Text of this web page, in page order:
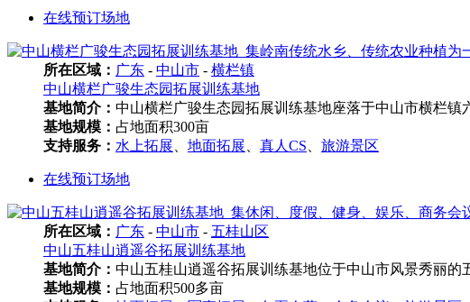
在线预订场地
所在区域： 广东 - 中山市 - 横栏镇
中山横栏广骏生态园拓展训练基地
基地简介： 中山横栏广骏生态园拓展训练基地座落于中山市横栏
基地规模： 占地面积300亩
支持服务： 水上拓展 地面拓展 真人CS 旅游景区
在线预订场地
所在区域： 广东 - 中山市 - 五桂山区
中山五桂山逍遥谷拓展训练基地
基地简介： 中山五桂山逍遥谷拓展训练基地位于中山市风景秀丽
基地规模： 占地面积500多亩